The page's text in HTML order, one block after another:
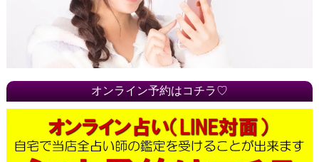
オンライン予約はコチラ♡